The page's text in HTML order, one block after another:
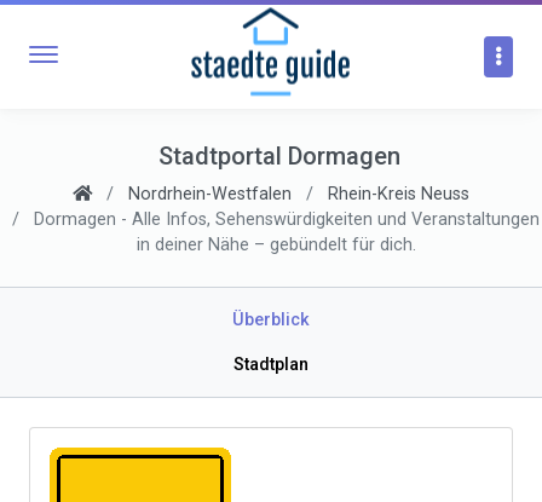
Stadtportal Dormagen
Nordrhein-Westfalen
Rhein-Kreis Neuss
Dormagen - Alle Infos, Sehenswürdigkeiten und Veranstaltungen
in deiner Nähe – gebündelt für dich.
Überblick
Stadtplan